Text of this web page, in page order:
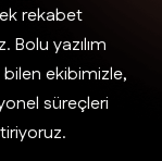
rekabet
Bolu yazılım
bilen ekibimizle,
süreçleri